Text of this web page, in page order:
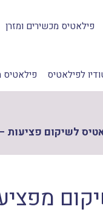
פילאטיס מכשירים ומזרן
לפילאטיס פילאטיס
לשיקום פציעות